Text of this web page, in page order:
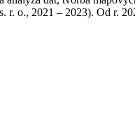
s. r. o., 2021 – 2023). Od r.